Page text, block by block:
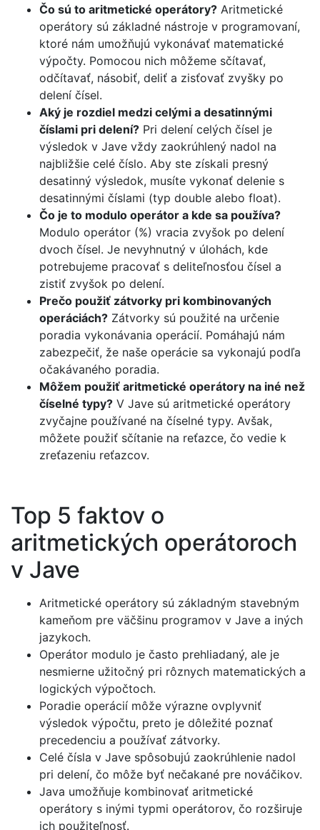
Čo sú to aritmetické operátory? Aritmetické
operátory sú základné nástroje v programovaní,
ktoré nám umožňujú vykonávať matematické
výpočty. Pomocou nich môžeme sčítavať,
odčítavať, násobiť, deliť a zisťovať zvyšky po
delení čísel.
Aký je rozdiel medzi celými a desatinnými
číslami pri delení? Pri delení celých čísel je
výsledok v Jave vždy zaokrúhlený nadol na
najbližšie celé číslo. Aby ste získali presný
desatinný výsledok, musíte vykonať delenie s
desatinnými číslami (typ double alebo float).
Čo je to modulo operátor a kde sa používa?
Modulo operátor (%) vracia zvyšok po delení
dvoch čísel. Je nevyhnutný v úlohách, kde
potrebujeme pracovať s deliteľnosťou čísel a
zistiť zvyšok po delení.
Prečo použiť zátvorky pri kombinovaných
operáciách? Zátvorky sú použité na určenie
poradia vykonávania operácií. Pomáhajú nám
zabezpečiť, že naše operácie sa vykonajú podľa
očakávaného poradia.
Môžem použiť aritmetické operátory na iné než
číselné typy? V Jave sú aritmetické operátory
zvyčajne používané na číselné typy. Avšak,
môžete použiť sčítanie na reťazce, čo vedie k
zreťazeniu reťazcov.
Top 5 faktov o
aritmetických operátoroch
v Jave
Aritmetické operátory sú základným stavebným
kameňom pre väčšinu programov v Jave a iných
jazykoch.
Operátor modulo je často prehliadaný, ale je
nesmierne užitočný pri rôznych matematických a
logických výpočtoch.
Poradie operácií môže výrazne ovplyvniť
výsledok výpočtu, preto je dôležité poznať
precedenciu a používať zátvorky.
Celé čísla v Jave spôsobujú zaokrúhlenie nadol
pri delení, čo môže byť nečakané pre nováčikov.
Java umožňuje kombinovať aritmetické
operátory s inými typmi operátorov, čo rozširuje
ich použiteľnosť.